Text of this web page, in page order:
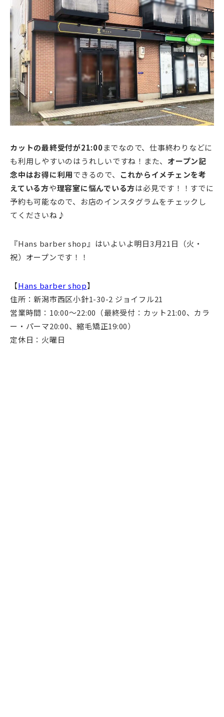
カットの最終受付が21:00までなので、仕事終わりなどに
も利用しやすいのはうれしいですね！また、 オープン記
念中はお得に利用できるので、
これからイメチェンを考
えている方や理容室に悩んでいる方は必見です！！すでに
予約も可能なので、お店のインスタグラムをチェックし
てくださいね♪
『Hans barber shop』はいよいよ明日3月21日（火・
祝）オープンです！！
【Hans barber shop】
住所：新潟市西区小針1-30-2 ジョイフル21
営業時間：10:00～22:00（最終受付：カット21:00、カラ
ー・パーマ20:00、縮毛矯正19:00）
定休日：火曜日